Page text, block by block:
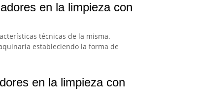
en la limpieza con
técnicas de la misma.
estableciendo la forma de
en la limpieza con